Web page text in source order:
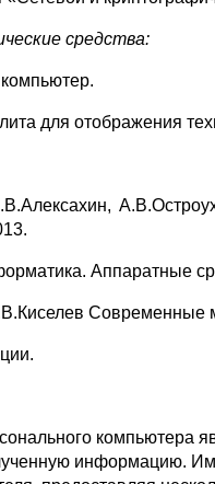
средства:
для отображения
Аппаратные
Современные
компьютера
информацию.